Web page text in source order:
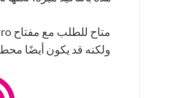
متاح للطلب مع مفتاح
ولكنه قد يكون أيضًا